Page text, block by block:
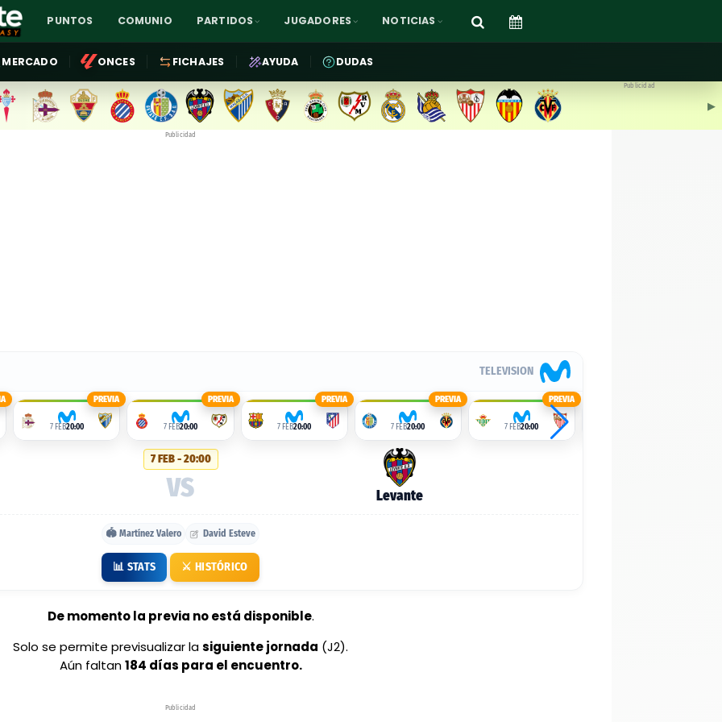
PUNTOS COMUNIO PARTIDOS JUGADORES NOTICIAS
MERCADO ONCES FICHAJES AYUDA DUDAS
▶︎
Publicidad
Publicidad
TELEVISION
PREVIA
7 FEB20:00
PREVIA
7 FEB20:00
PREVIA
7 FEB20:00
PREVIA
7 FEB20:00
PREVIA
7 FEB20:00
7 FEB - 20:00
VS Levante
🏟️ Martínez Valero David Esteve
📊 STATS ⚔️ HISTÓRICO
De momento la previa no está disponible.
Solo se permite previsualizar lasiguiente jornada (J2).
Aún faltan184 días para el encuentro.
Publicidad